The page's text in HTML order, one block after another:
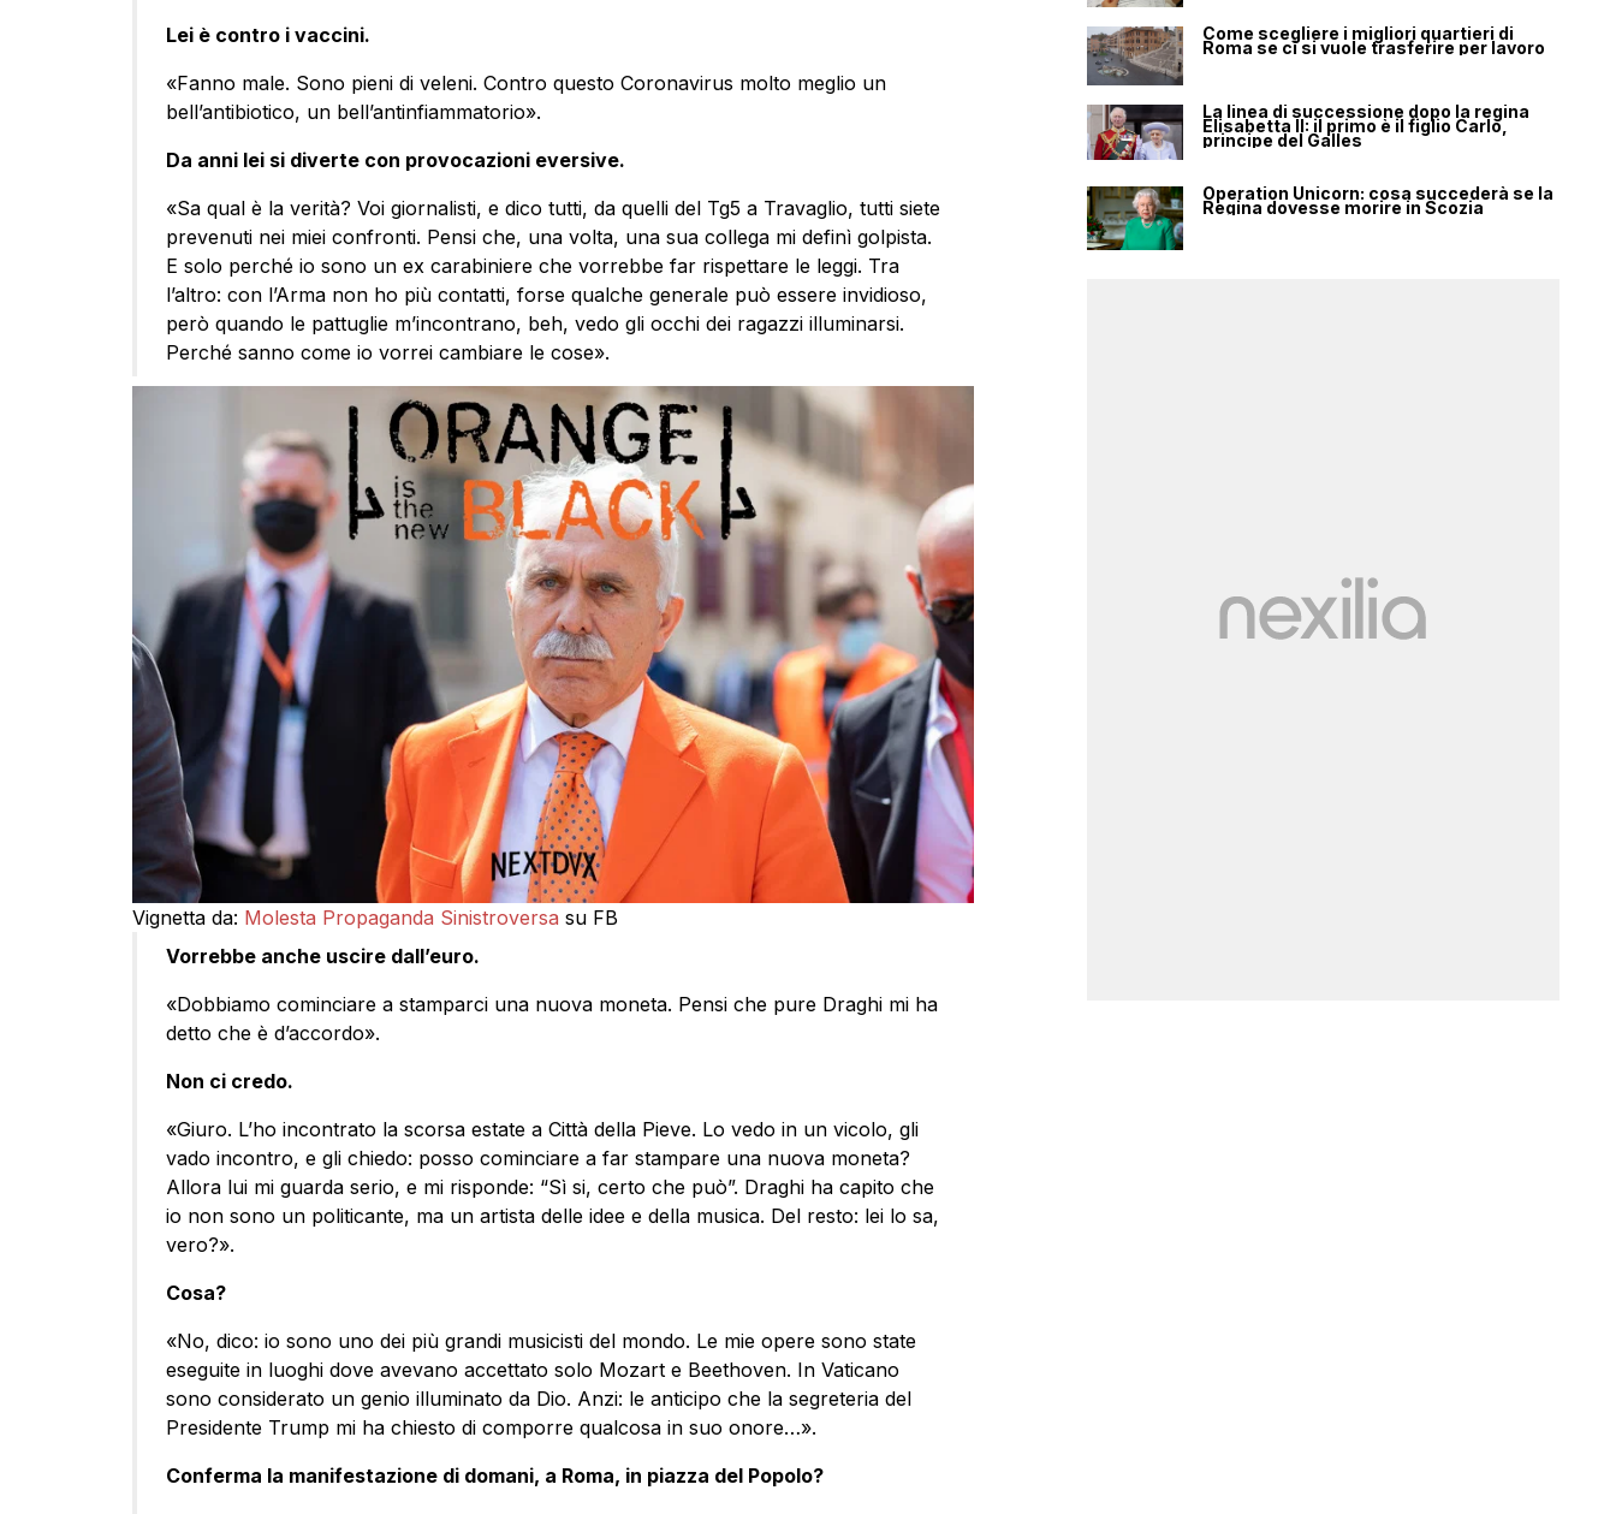
Lei è contro i vaccini.
«Fanno male. Sono pieni di veleni. Contro questo Coronavirus molto meglio un
bell’antibiotico, un bell’antinfiammatorio».
Da anni lei si diverte con provocazioni eversive.
«Sa qual è la verità? Voi giornalisti, e dico tutti, da quelli del Tg5 a Travaglio, tutti siete
prevenuti nei miei confronti. Pensi che, una volta, una sua collega mi definì golpista.
E solo perché io sono un ex carabiniere che vorrebbe far rispettare le leggi. Tra
l’altro: con l’Arma non ho più contatti, forse qualche generale può essere invidioso,
però quando le pattuglie m’incontrano, beh, vedo gli occhi dei ragazzi illuminarsi.
Perché sanno come io vorrei cambiare le cose».
Vignetta da: Molesta Propaganda Sinistroversa su FB
Vorrebbe anche uscire dall’euro.
«Dobbiamo cominciare a stamparci una nuova moneta. Pensi che pure Draghi mi ha
detto che è d’accordo».
Non ci credo.
«Giuro. L’ho incontrato la scorsa estate a Città della Pieve. Lo vedo in un vicolo, gli
vado incontro, e gli chiedo: posso cominciare a far stampare una nuova moneta?
Allora lui mi guarda serio, e mi risponde: “Sì si, certo che può”. Draghi ha capito che
io non sono un politicante, ma un artista delle idee e della musica. Del resto: lei lo sa,
vero?».
Cosa?
«No, dico: io sono uno dei più grandi musicisti del mondo. Le mie opere sono state
eseguite in luoghi dove avevano accettato solo Mozart e Beethoven. In Vaticano
sono considerato un genio illuminato da Dio. Anzi: le anticipo che la segreteria del
Presidente Trump mi ha chiesto di comporre qualcosa in suo onore…».
Conferma la manifestazione di domani, a Roma, in piazza del Popolo?
Come scegliere i migliori quartieri di
Roma se ci si vuole trasferire per lavoro
La linea di successione dopo la regina
Elisabetta II: il primo è il figlio Carlo,
principe del Galles
Operation Unicorn: cosa succederà se la
Regina dovesse morire in Scozia